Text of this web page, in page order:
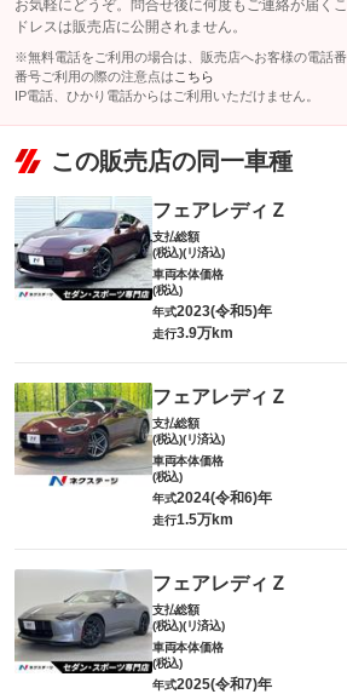
お気軽にどうぞ。問合せ後に何度もご連絡が届く
ドレスは販売店に公開されません。
※無料電話をご利用の場合は、販売店へお客様の電話
番号ご利用の際の注意点は こちら
IP電話、ひかり電話からはご利用いただけません。
この販売店の同一車種
フェアレディＺ
支払総額
(税込)(リ済込)
車両本体価格
(税込)
年式2023(令和5)年
走行3.9万km
フェアレディＺ
支払総額
(税込)(リ済込)
車両本体価格
(税込)
年式2024(令和6)年
走行1.5万km
フェアレディＺ
支払総額
(税込)(リ済込)
車両本体価格
(税込)
年式2025(令和7)年